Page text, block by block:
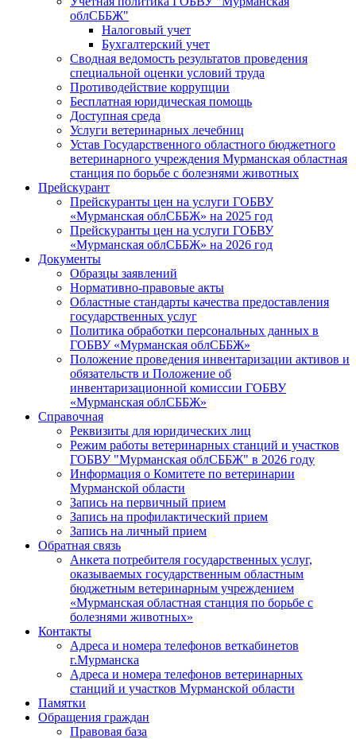
облСББЖ"
Налоговый учет
Бухгалтерский учет
Сводная ведомость результатов проведения
специальной оценки условий труда
Противодействие коррупции
Бесплатная юридическая помощь
Доступная среда
Услуги ветеринарных лечебниц
Устав Государственного областного бюджетного
ветеринарного учреждения Мурманская областная
станция по борьбе с болезнями животных
Прейскурант
Прейскуранты цен на услуги ГОБВУ
«Мурманская облСББЖ» на 2025 год
Прейскуранты цен на услуги ГОБВУ
«Мурманская облСББЖ» на 2026 год
Документы
Образцы заявлений
Нормативно-правовые акты
Областные стандарты качества предоставления
государственных услуг
Политика обработки персональных данных в
ГОБВУ «Мурманская облСББЖ»
Положение проведения инвентаризации активов и
обязательств и Положение об
инвентаризационной комиссии ГОБВУ
«Мурманская облСББЖ»
Справочная
Реквизиты для юридических лиц
Режим работы ветеринарных станций и участков
ГОБВУ "Мурманская облСББЖ" в 2026 году
Информация о Комитете по ветеринарии
Мурманской области
Запись на первичный прием
Запись на профилактический прием
Запись на личный прием
Обратная связь
Анкета потребителя государственных услуг,
оказываемых государственным областным
бюджетным ветеринарным учреждением
«Мурманская областная станция по борьбе с
болезнями животных»
Контакты
Адреса и номера телефонов веткабинетов
г.Мурманска
Адреса и номера телефонов ветеринарных
станций и участков Мурманской области
Памятки
Обращения граждан
Правовая база